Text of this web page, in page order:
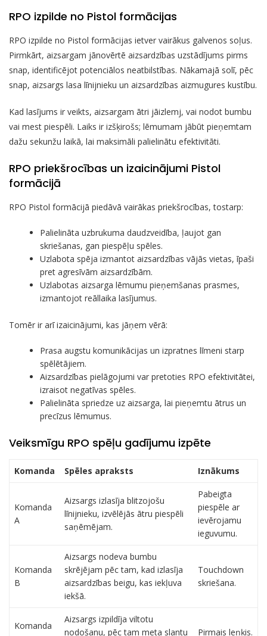
RPO izpilde no Pistol formācijas
RPO izpilde no Pistol formācijas ietver vairākus galvenos soļus.
Pirmkārt, aizsargam jānovērtē aizsardzības uzstādījums pirms
snap, identificējot potenciālos neatbilstības. Nākamajā solī, pēc
snap, aizsargs lasa līnijnieku un aizsardzības aizmugures kustību.
Kad lasījums ir veikts, aizsargam ātri jāizlemj, vai nodot bumbu
vai mest piespēli. Laiks ir izšķirošs; lēmumam jābūt pieņemtam
dažu sekunžu laikā, lai maksimāli palielinātu efektivitāti.
RPO priekšrocības un izaicinājumi Pistol
formācijā
RPO Pistol formācijā piedāvā vairākas priekšrocības, tostarp:
Palielināta uzbrukuma daudzveidība, ļaujot gan
skriešanas, gan piespēļu spēles.
Uzlabota spēja izmantot aizsardzības vājās vietas, īpaši
pret agresīvām aizsardzībām.
Uzlabotas aizsarga lēmumu pieņemšanas prasmes,
izmantojot reāllaika lasījumus.
Tomēr ir arī izaicinājumi, kas jāņem vērā:
Prasa augstu komunikācijas un izpratnes līmeni starp
spēlētājiem.
Aizsardzības pielāgojumi var pretoties RPO efektivitātei,
izraisot negatīvas spēles.
Palielināta spriedze uz aizsarga, lai pieņemtu ātrus un
precīzus lēmumus.
Veiksmīgu RPO spēļu gadījumu izpēte
Komanda Spēles apraksts Iznākums
Komanda
A
Aizsargs izlasīja blitzojošu
līnijnieku, izvēlējās ātru piespēli
saņēmējam.
Pabeigta
piespēle ar
ievērojamu
ieguvumu.
Komanda
B
Aizsargs nodeva bumbu
skrējējam pēc tam, kad izlasīja
aizsardzības beigu, kas iekļuva
iekšā.
Touchdown
skriešana.
Komanda
Aizsargs izpildīja viltotu
nodošanu, pēc tam meta slantu
Pirmais leņķis.